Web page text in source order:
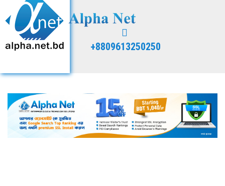
+8809613250250